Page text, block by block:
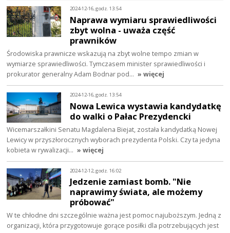
2024-12-16, godz. 13:54
Naprawa wymiaru sprawiedliwości
zbyt wolna - uważa część
prawników
Środowiska prawnicze wskazują na zbyt wolne tempo zmian w
wymiarze sprawiedliwości. Tymczasem minister sprawiedliwości i
prokurator generalny Adam Bodnar pod… » więcej
2024-12-16, godz. 13:54
Nowa Lewica wystawia kandydatkę
do walki o Pałac Prezydencki
Wicemarszałkini Senatu Magdalena Biejat, została kandydatką Nowej
Lewicy w przyszłorocznych wyborach prezydenta Polski. Czy ta jedyna
kobieta w rywalizacji… » więcej
2024-12-12, godz. 16:02
Jedzenie zamiast bomb. "Nie
naprawimy świata, ale możemy
próbować"
W te chłodne dni szczególnie ważna jest pomoc najuboższym. Jedną z
organizacji, która przygotowuje gorące posiłki dla potrzebujących jest